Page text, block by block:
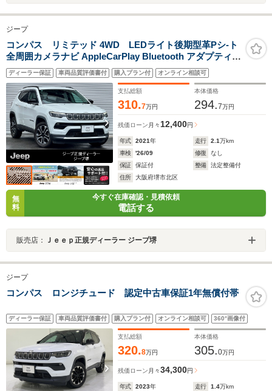
ジープ
コンパス リミテッド 4WD LEDライト後期型革Pシ-ト
全周囲カメラナビ AppleCarPlay Bluetooth アダプティブ
クル-ズコントロ-ル ステアリングヒ-タ- シ-トヒ-タ- 盗難
防止装置 レ-ンキ-プアシスト Fカメラ Sカメラ Bカメラ
ETC 認定中古車保証
ディーラー保証 車両品質評価書付 購入プラン付 オンライン相談可
支払総額
310.7万円
本体価格
294.7万円
残価ローン 月々12,400円
年式 2021年 走行 2.1万km
車検
'26/09 修復
なし
保証
保証付 整備
法定整備付
住所
大阪府堺市北区
無
料
今すぐ在庫確認・見積依頼
電話する
販売店： Ｊｅｅｐ正規ディーラー ジープ堺
ジープ
コンパス ロンジチュード 認定中古車保証1年無償付帯
ディーラー保証 車両品質評価書付 購入プラン付 オンライン相談可 360°画像付
支払総額
320.8万円
本体価格
305.0万円
残価ローン 月々34,300円
年式 2023年 走行 1.4万km